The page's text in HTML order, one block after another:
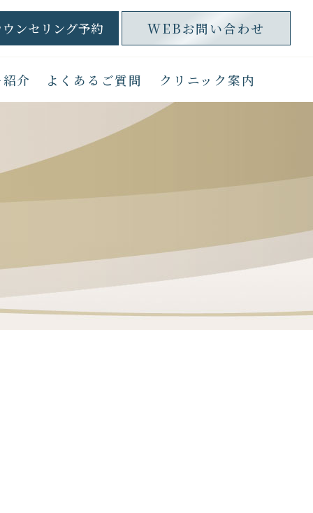
ンセリング予約 WEBお問い合わせ
介 よくあるご質問 クリニック案内